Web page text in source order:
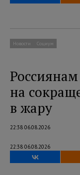
Новости Социум
на
в жару
22:38 06.08.2026
22:38 06.08.2026